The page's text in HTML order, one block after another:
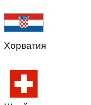
Хорватия